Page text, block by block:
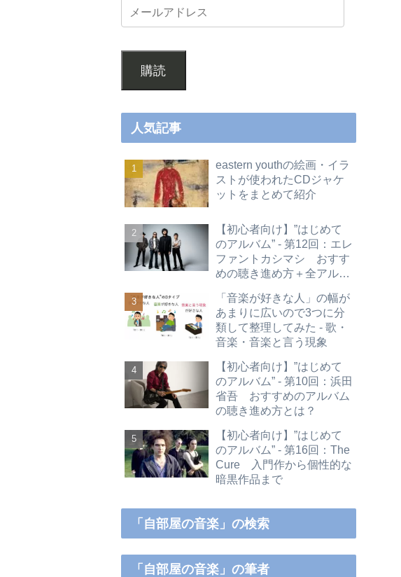
購読
人気記事
eastern youthの絵画・イラ
ストが使われたCDジャケ
ットをまとめて紹介
【初心者向け】”はじめて
のアルバム” - 第12回：エレ
ファントカシマシ おすす
めの聴き進め方＋全アルバ
「音楽が好きな人」の幅が
あまりに広いので3つに分
類して整理してみた - 歌・
音楽・音楽と言う現象
【初心者向け】”はじめて
のアルバム” - 第10回：浜田
省吾 おすすめのアルバム
の聴き進め方とは？
【初心者向け】”はじめて
のアルバム” - 第16回：The
Cure 入門作から個性的な
暗黒作品まで
「自部屋の音楽」の検索
「自部屋の音楽」の筆者